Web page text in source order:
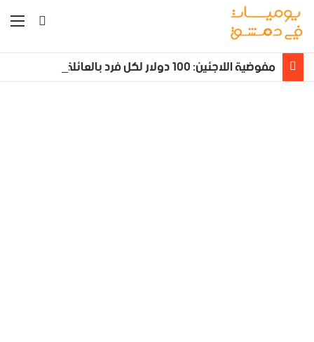
بحث عن